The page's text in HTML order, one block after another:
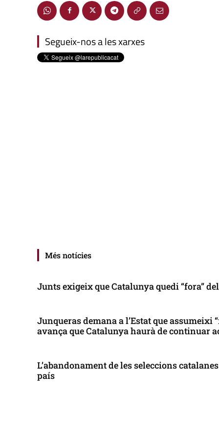
Segueix-nos a les xarxes
Més notícies
Junts exigeix que Catalunya quedi “fora”
Junqueras demana a l’Estat que assumeixi
avança que Catalunya haurà de continuar
L’abandonament de les seleccions
país